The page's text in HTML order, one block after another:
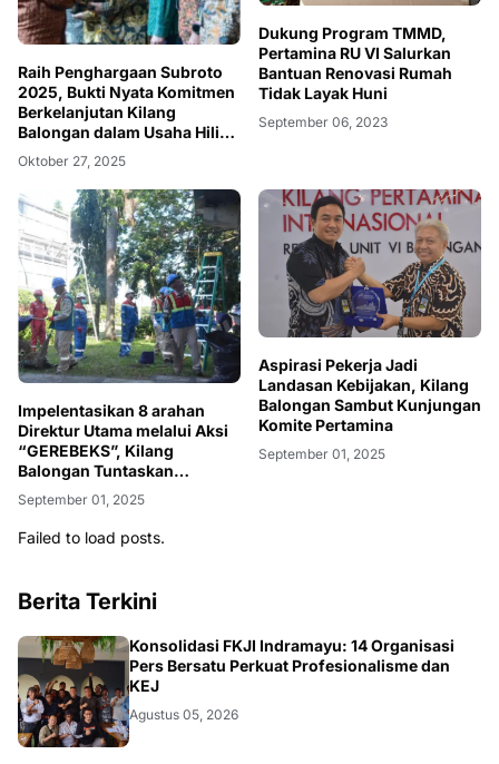
Raih Penghargaan Subroto
2025, Bukti Nyata Komitmen
Berkelanjutan Kilang
Balongan dalam Usaha Hilir
Migas
Oktober 27, 2025
Dukung Program TMMD,
Pertamina RU VI Salurkan
Bantuan Renovasi Rumah
Tidak Layak Huni
September 06, 2023
Impelentasikan 8 arahan
Direktur Utama melalui Aksi
“GEREBEKS”, Kilang
Balongan Tuntaskan
Temuan, Perkokoh Integritas
Aset dan Budaya
Keselamatan
September 01, 2025
Aspirasi Pekerja Jadi
Landasan Kebijakan, Kilang
Balongan Sambut Kunjungan
Komite Pertamina
September 01, 2025
Failed to load posts.
Berita Terkini
Konsolidasi FKJI Indramayu: 14 Organisasi
Pers Bersatu Perkuat Profesionalisme dan
KEJ
Agustus 05, 2026